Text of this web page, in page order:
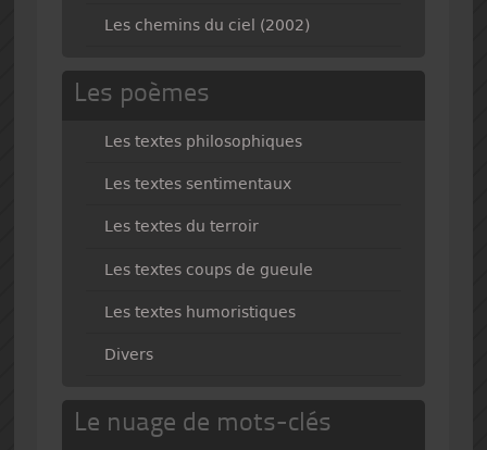
Les chemins du ciel (2002)
Les poèmes
Les textes philosophiques
Les textes sentimentaux
Les textes du terroir
Les textes coups de gueule
Les textes humoristiques
Divers
Le nuage de mots-clés